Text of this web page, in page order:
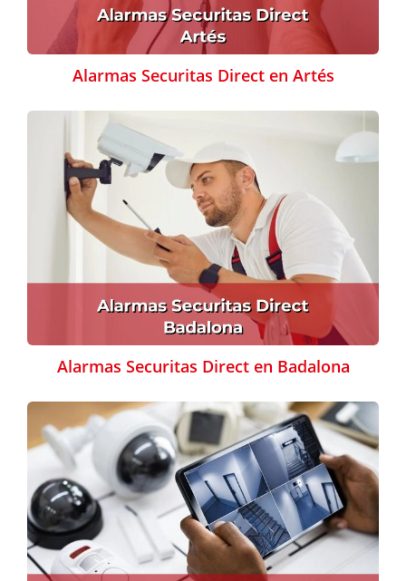
Alarmas Securitas Direct en Artés
Alarmas Securitas Direct en Badalona